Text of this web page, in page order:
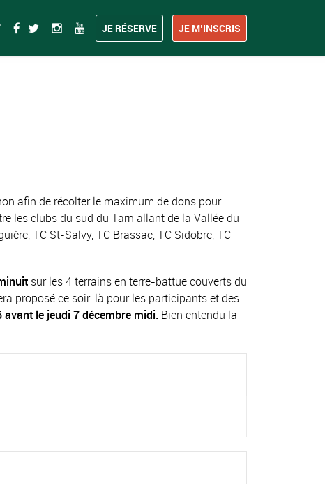
JE RÉSERVE JE M’INSCRIS
afin de récolter le maximum de dons pour
les clubs du sud du Tarn allant de la Vallée du
TC St-Salvy, TC Brassac, TC Sidobre, TC
sur les 4 terrains en terre-battue couverts du
proposé ce soir-là pour les participants et des
le jeudi 7 décembre midi. Bien entendu la